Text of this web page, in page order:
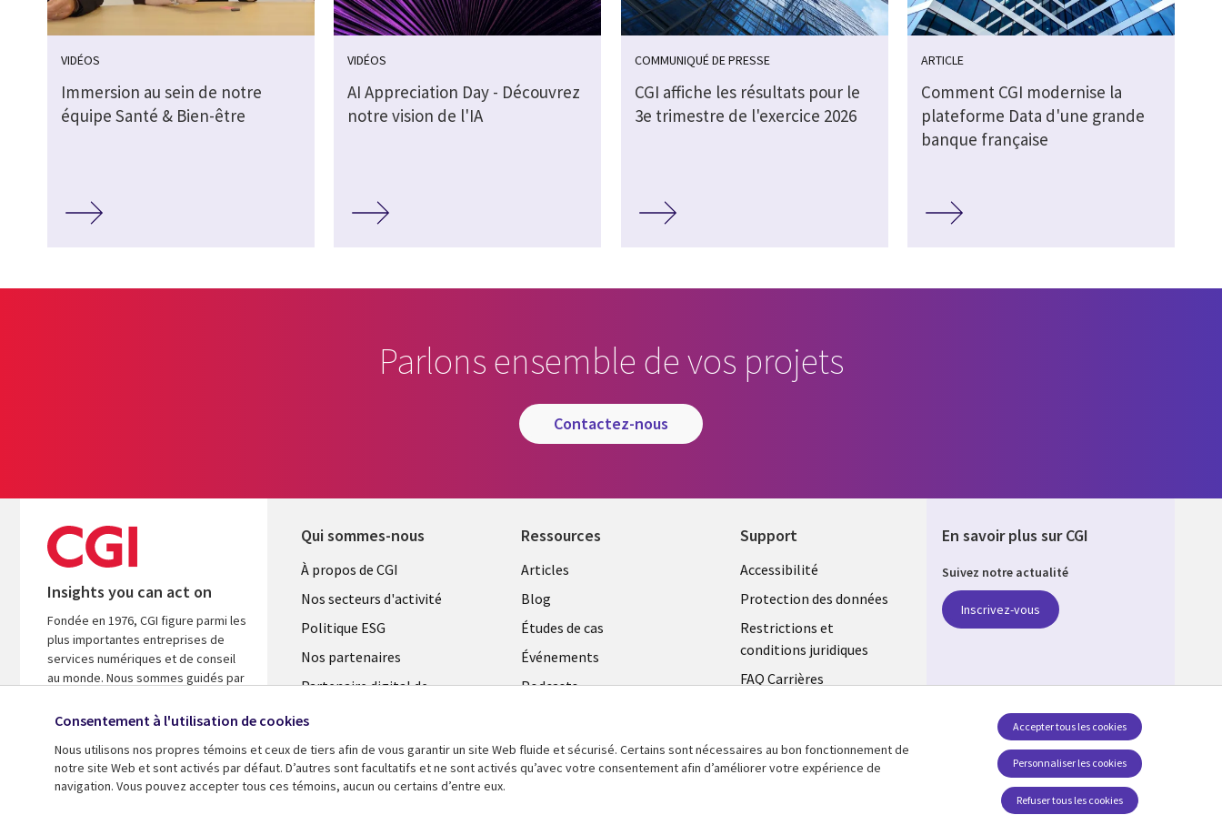
VIDÉOS
Immersion au sein de notre
équipe Santé & Bien-être
VIDÉOS
AI Appreciation Day - Découvrez
notre vision de l'IA
COMMUNIQUÉ DE PRESSE
CGI affiche les résultats pour le
3e trimestre de l'exercice 2026
ARTICLE
Comment CGI modernise la
plateforme Data d'une grande
banque française
Parlons ensemble de vos projets
contactez-nous
Insights you can act on
Fondée en 1976, CGI figure parmi les
plus importantes entreprises de
services numériques et de conseil
au monde. Nous sommes guidés par
d’accélérer le rendement de vos
A propos de CGI
Qui sommes-nous
Useful
links
FRANCE
À propos de CGI
Nos secteurs d'activité
Politique ESG
Nos partenaires
Partenaire digital de
Fusions
Ressources
Library
Links
FRANCE
Articles
Blog
Études de cas
Événements
Podcasts
Vidéos
En voir plus
Support
Legal
FRANCE
Accessibilité
Protection des données
Restrictions et
conditions juridiques
FAQ Carrières
En savoir plus sur CGI
Suivez notre actualité
Inscrivez-vous
Retrouvez-nous sur les réseaux
Social Media FRANCE
Consentement à l'utilisation de cookies
Nous utilisons nos propres témoins et ceux de tiers afin de vous garantir un site Web fluide et sécurisé. Certains sont nécessaires au bon fonctionnement de
notre site Web et sont activés par défaut. D’autres sont facultatifs et ne sont activés qu’avec votre consentement afin d’améliorer votre expérience de
navigation. Vous pouvez accepter tous ces témoins, aucun ou certains d’entre eux.
Personnaliser les cookies
Accepter tous les cookies
Refuser tous les cookies